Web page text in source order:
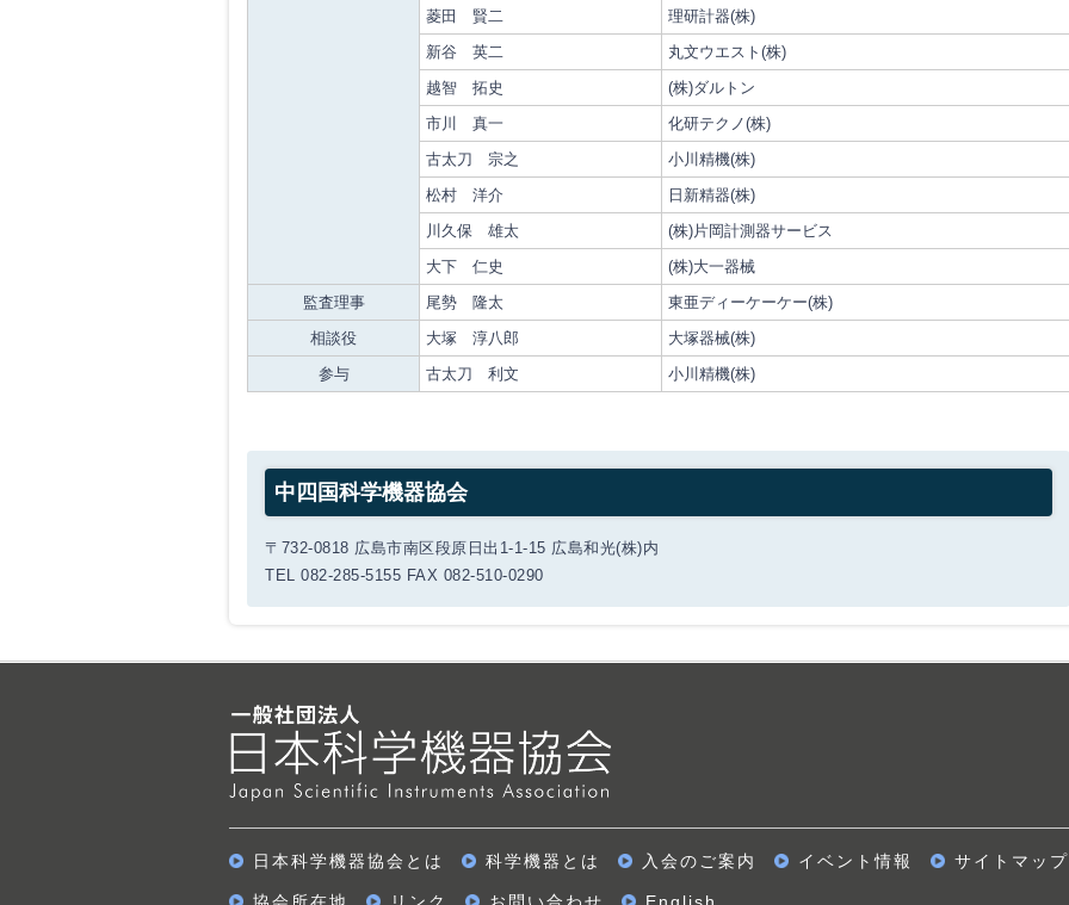
菱田 賢二
理研計器(株)
新谷 英二
丸文ウエスト(株)
越智 拓史
(株)ダルトン
市川 真一
化研テクノ(株)
古太刀 宗之
小川精機(株)
松村 洋介
日新精器(株)
川久保 雄太
(株)片岡計測器サービス
大下 仁史
(株)大一器械
監査理事
尾勢 隆太
東亜ディーケーケー(株)
相談役
大塚 淳八郎
大塚器械(株)
参与
古太刀 利文 小川精機(株)
中四国科学機器協会
〒732-0818 広島市南区段原日出1-1-15 広島和光(株)内
TEL 082-285-5155 FAX 082-510-0290
日本科学機器協会とは 科学機器とは 入会のご案内 イベント情報 サイトマップ